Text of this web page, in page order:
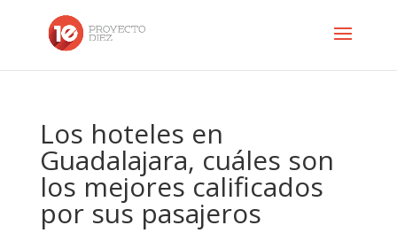
Los hoteles en
Guadalajara, cuáles son
los mejores calificados
por sus pasajeros